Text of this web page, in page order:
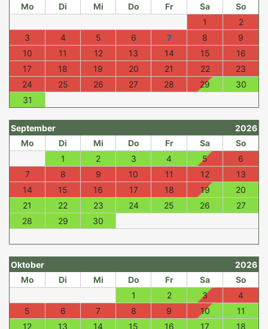
Mo
Di Mi Do Fr Sa
So
1
2
3
4 5 6 7 8
9
10
11 12 13 14 15
16
17
18 19 20 21 22
23
24
25 26 27 28 29
30
31
September
2026
Mo
Di Mi Do Fr Sa
So
1
2 3 4 5
6
7
8 9 10 11 12
13
14
15 16 17 18 19
20
21
22 23 24 25 26
27
28
29 30
Oktober
2026
Mo
Di Mi Do Fr Sa
So
1
2 3
4
5
6 7 8 9 10
11
12
13 14 15 16 17
18